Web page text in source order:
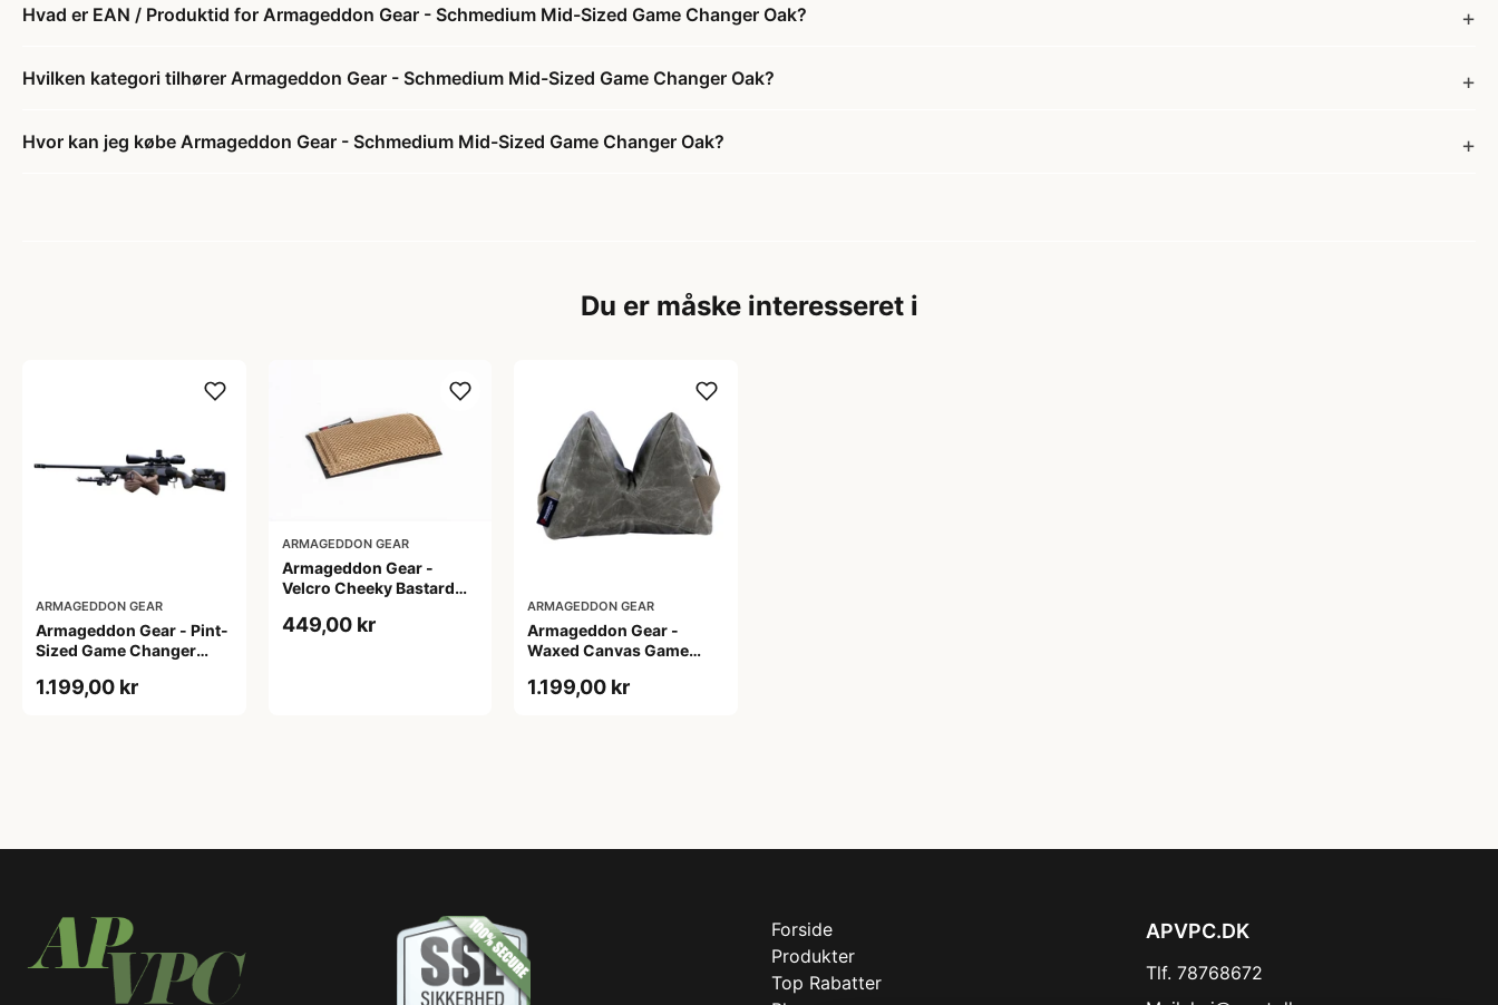
Hvad er EAN / Produktid for Armageddon Gear - Schmedium Mid-Sized Game Changer Oak?
Hvilken kategori tilhører Armageddon Gear - Schmedium Mid-Sized Game Changer Oak?
Hvor kan jeg købe Armageddon Gear - Schmedium Mid-Sized Game Changer Oak?
Du er måske interesseret i
ARMAGEDDON GEAR
Armageddon Gear - Pint-
Sized Game Changer
1.199,00 kr
ARMAGEDDON GEAR
Armageddon Gear -
Velcro Cheeky Bastard
449,00 kr
ARMAGEDDON GEAR
Armageddon Gear -
Waxed Canvas Game
1.199,00 kr
Forside
Produkter
Top Rabatter
APVPC.DK
Tlf. 78768672